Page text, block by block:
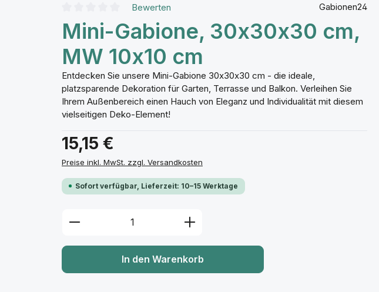
Bewerten Gabionen24
Mini-Gabione, 30x30x30 cm,
MW 10x10 cm
Entdecken Sie unsere Mini-Gabione 30x30x30 cm - die ideale,
platzsparende Dekoration für Garten, Terrasse und Balkon. Verleihen Sie
Ihrem Außenbereich einen Hauch von Eleganz und Individualität mit diesem
vielseitigen Deko-Element!
15,15 €
Preise inkl. MwSt. zzgl. Versandkosten
Sofort verfügbar, Lieferzeit: 10–15 Werktage
Produkt Anzahl: Gib den gewünschten Wert
In den Warenkorb